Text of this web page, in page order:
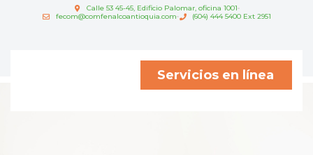
Calle 53 45-45, Edificio Palomar, oficina 1001
fecom@comfenalcoantioquia.com
(604) 444 5400 Ext 2951
Servicios en línea